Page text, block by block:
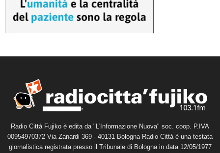
Radio Città Fujiko è edita da "L'Informazione Nuova" soc. coop. P.IVA
00954970372 Via Zanardi 369 - 40131 Bologna Radio Città è una testata
giornalistica registrata presso il Tribunale di Bologna in data 12/05/1977